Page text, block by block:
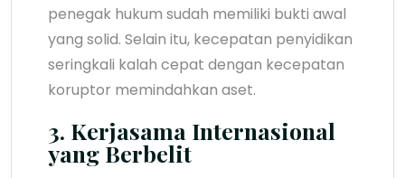
penegak hukum sudah memiliki bukti awal
yang solid. Selain itu, kecepatan penyidikan
seringkali kalah cepat dengan kecepatan
koruptor memindahkan aset.
3. Kerjasama Internasional
yang Berbelit